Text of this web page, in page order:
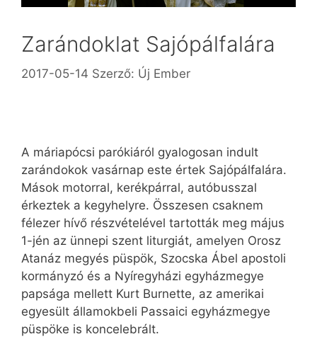
Zarándoklat Sajópálfalára
2017-05-14 Szerző: Új Ember
A máriapócsi parókiáról gyalogosan indult
zarándokok vasárnap este értek Sajópálfalára.
Mások motorral, kerékpárral, autóbusszal
érkeztek a kegyhelyre. Összesen csaknem
félezer hívő részvételével tartották meg május
1-jén az ünnepi szent liturgiát, amelyen Orosz
Atanáz megyés püspök, Szocska Ábel apostoli
kormányzó és a Nyíregyházi egyházmegye
papsága mellett Kurt Burnette, az amerikai
egyesült államokbeli Passaici egyházmegye
püspöke is koncelebrált.